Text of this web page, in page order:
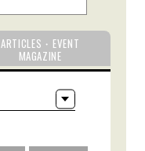
ARTICLES・EVENT
MAGAZINE